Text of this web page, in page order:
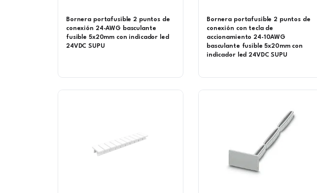
Bornera portafusible 2 puntos de
conexión 24-AWG basculante
fusible 5x20mm con indicador led
24VDC SUPU
Bornera portafusible 2 puntos de
conexión con tecla de
accionamiento 24-10AWG
basculante fusible 5x20mm con
indicador led 24VDC SUPU